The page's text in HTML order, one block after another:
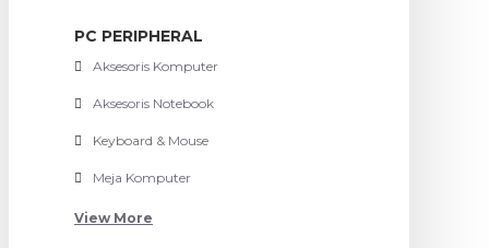
PC PERIPHERAL
Aksesoris Komputer
Aksesoris Notebook
Keyboard & Mouse
Meja Komputer
View More